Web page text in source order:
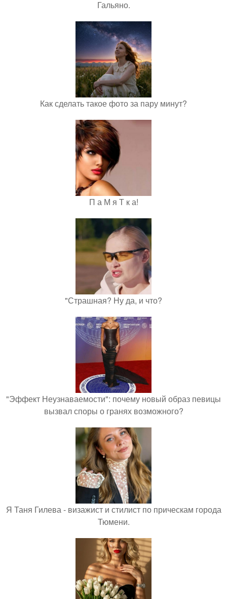
Гальяно.
Как сделать такое фото за пару минут?
П а М я Т к а!
"Страшная? Ну да, и что?
"Эффект Неузнаваемости": почему новый образ певицы
вызвал споры о гранях возможного?
Я Таня Гилева - визажист и стилист по прическам города
Тюмени.